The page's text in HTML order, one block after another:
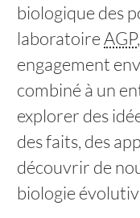
biologique des
laboratoireAGP
engagement
combiné à un
explorer des
des faits, des
découvrir de
biologie